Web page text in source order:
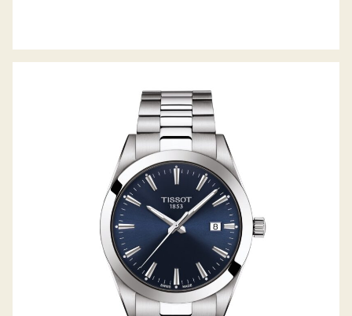
GENTLEMAN